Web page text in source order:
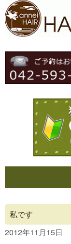
Concept
私です
2012年11月15日